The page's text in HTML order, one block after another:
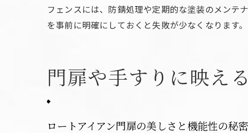
フェンスには、防錆処理や定期的な塗装のメンテ
を事前に明確にしておくと失敗が少なくなります
門扉や手すりに映え
ロートアイアン門扉の美しさと機能性の秘密